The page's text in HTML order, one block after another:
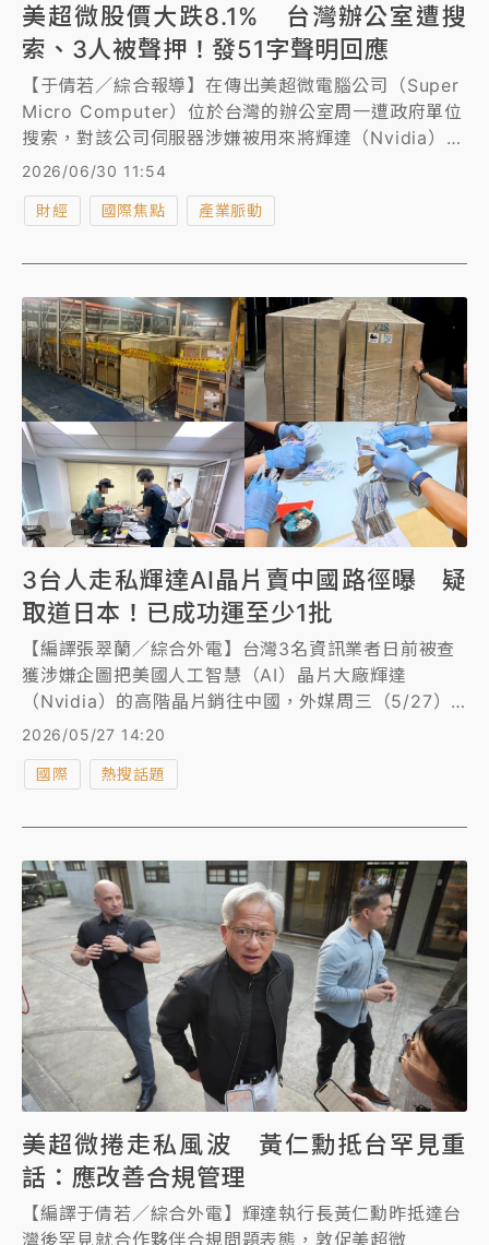
美超微股價大跌8.1% 台灣辦公室遭搜
索、3人被聲押！發51字聲明回應
【于倩若／綜合報導】在傳出美超微電腦公司（Super
Micro Computer）位於台灣的辦公室周一遭政府單位
搜索，對該公司伺服器涉嫌被用來將輝達（Nvidia）晶
片走私至中國大陸的調查進一步擴大後，美超微股價於
到檢調搜索的是方（6561）與美超微經銷商青雲
至跌停。
2026/06/30 11:54
財經 國際焦點 產業脈動
3台人走私輝達AI晶片賣中國路徑曝 疑
取道日本！已成功運至少1批
【編譯張翠蘭／綜合外電】台灣3名資訊業者日前被查
獲涉嫌企圖把美國人工智慧（AI）晶片大廠輝達
（Nvidia）的高階晶片銷往中國，外媒周三（5/27）
再披露，根據知情人士透露，檢方懷疑這3名嫌犯是先
把輝達晶片出口至日本，隨後至少成功走私一批至中
國。
2026/05/27 14:20
國際 熱搜話題
美超微捲走私風波 黃仁勳抵台罕見重
話：應改善合規管理
【編譯于倩若／綜合外電】輝達執行長黃仁勳昨抵達台
灣後罕見就合作夥伴合規問題表態，敦促美超微